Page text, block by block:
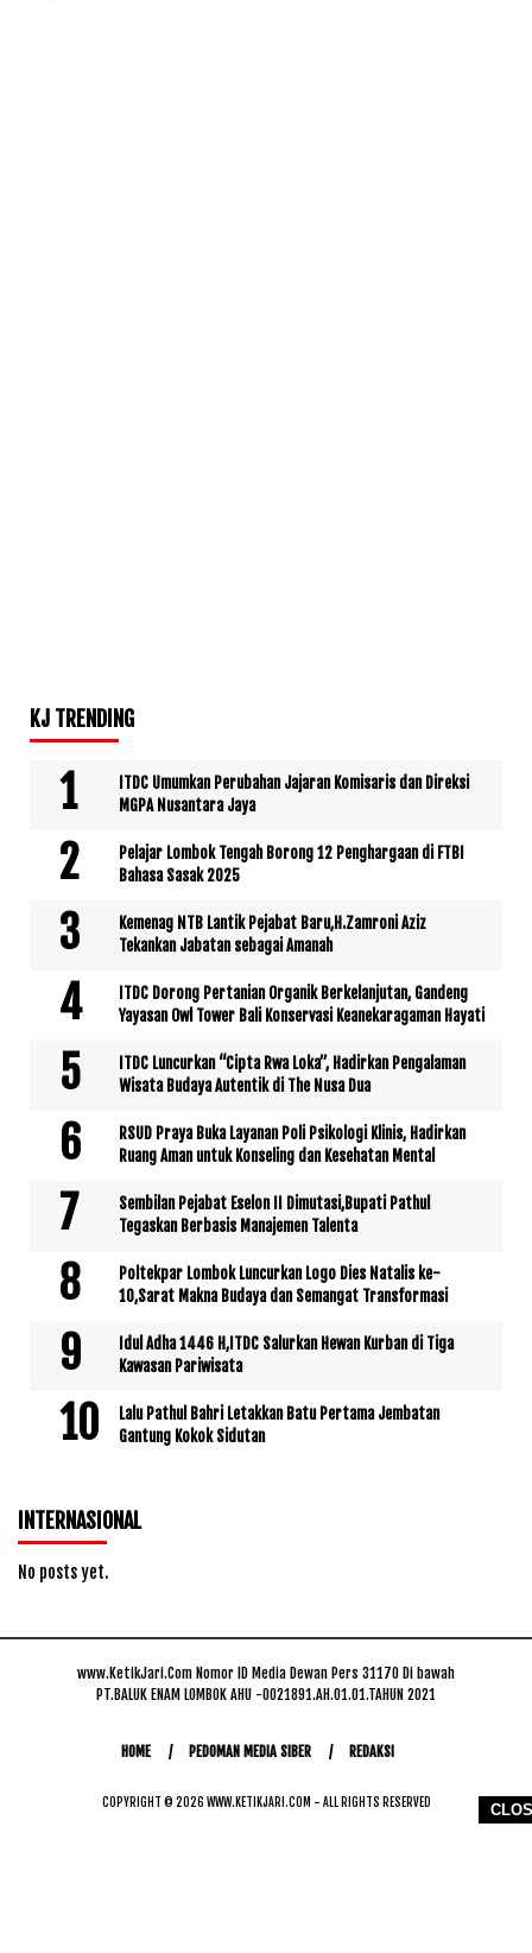
KJ TRENDING
ITDC Umumkan Perubahan Jajaran Komisaris dan Direksi
MGPA Nusantara Jaya
Pelajar Lombok Tengah Borong 12 Penghargaan di FTBI
Bahasa Sasak 2025
Kemenag NTB Lantik Pejabat Baru,H.Zamroni Aziz
Tekankan Jabatan sebagai Amanah
ITDC Dorong Pertanian Organik Berkelanjutan, Gandeng
Yayasan Owl Tower Bali Konservasi Keanekaragaman Hayati
ITDC Luncurkan “Cipta Rwa Loka”, Hadirkan Pengalaman
Wisata Budaya Autentik di The Nusa Dua
RSUD Praya Buka Layanan Poli Psikologi Klinis, Hadirkan
Ruang Aman untuk Konseling dan Kesehatan Mental
Sembilan Pejabat Eselon II Dimutasi,Bupati Pathul
Tegaskan Berbasis Manajemen Talenta
Poltekpar Lombok Luncurkan Logo Dies Natalis ke-
10,Sarat Makna Budaya dan Semangat Transformasi
Idul Adha 1446 H,ITDC Salurkan Hewan Kurban di Tiga
Kawasan Pariwisata
Lalu Pathul Bahri Letakkan Batu Pertama Jembatan
Gantung Kokok Sidutan
INTERNASIONAL
No posts yet.
www.KetikJari.Com Nomor ID Media Dewan Pers 31170 Di bawah
PT.BALUK ENAM LOMBOK AHU -0021891.AH.01.01.TAHUN 2021
HOME PEDOMAN MEDIA SIBER REDAKSI
COPYRIGHT © 2026 WWW.KETIKJARI.COM - ALL RIGHTS RESERVED